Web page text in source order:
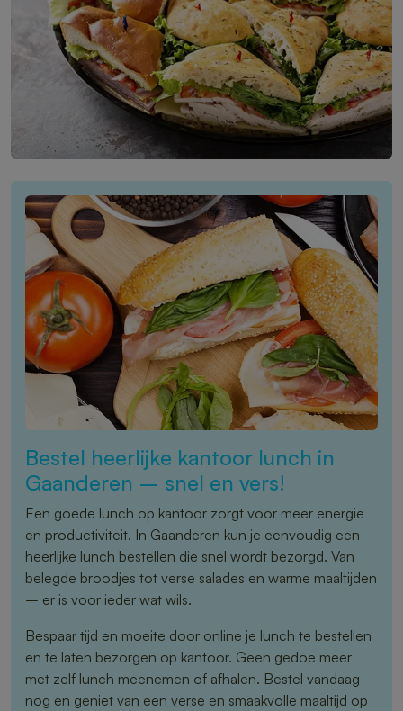
Bestel heerlijke kantoor lunch in
Gaanderen – snel en vers!
Een goede lunch op kantoor zorgt voor meer energie
en productiviteit. In Gaanderen kun je eenvoudig een
heerlijke lunch bestellen die snel wordt bezorgd. Van
belegde broodjes tot verse salades en warme maaltijden
– er is voor ieder wat wils.
Bespaar tijd en moeite door online je lunch te bestellen
en te laten bezorgen op kantoor. Geen gedoe meer
met zelf lunch meenemen of afhalen. Bestel vandaag
nog en geniet van een verse en smaakvolle maaltijd op